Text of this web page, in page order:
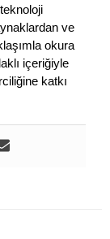
ve
okura
içeriğiyle
katkı